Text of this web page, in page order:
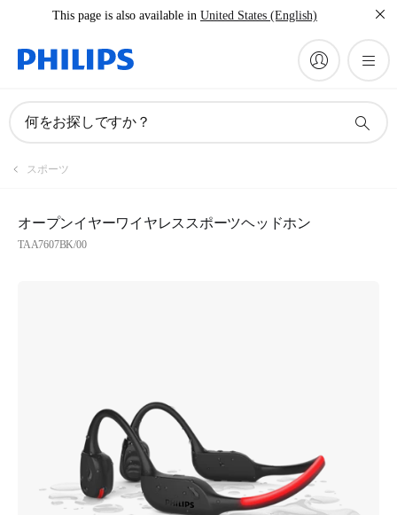
This page is also available in United States (English)
何をお探しですか？
スポーツ
オープンイヤーワイヤレススポーツヘッドホン
TAA7607BK/00